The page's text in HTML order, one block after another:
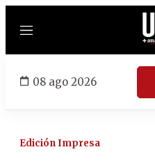
Menú
08 ago 2026
Edición Impresa